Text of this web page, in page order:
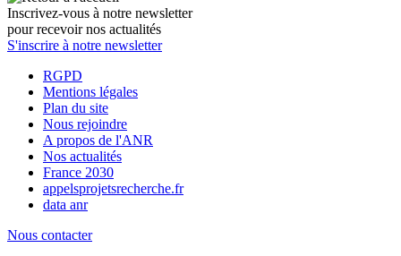
Inscrivez-vous à notre newsletter
pour recevoir nos actualités
S'inscrire à notre newsletter
RGPD
Mentions légales
Plan du site
Nous rejoindre
A propos de l'ANR
Nos actualités
France 2030
appelsprojetsrecherche.fr
data anr
Nous contacter